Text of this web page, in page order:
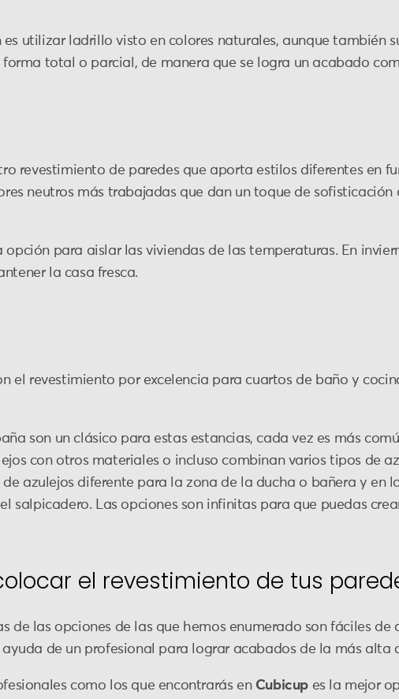
es utilizar ladrillo visto en colores naturales, aunque también
forma total o parcial, de manera que se logra un acabado
revestimiento de paredes que aporta estilos diferentes en
neutros más trabajadas que dan un toque de
opción para aislar las viviendas de las temperaturas. En
la casa fresca.
el revestimiento por excelencia para cuartos de baño y
son un clásico para estas estancias, cada vez es más
con otros materiales o incluso combinan varios tipos de
azulejos diferente para la zona de la ducha o bañera y en
salpicadero. Las opciones son infinitas para que puedas
el revestimiento de tus
de las opciones de las que hemos enumerado son fáciles
ayuda de un profesional para lograr acabados de la más alta
como los que encontrarás en Cubicup es la mejor